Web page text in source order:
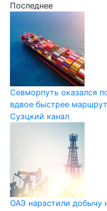
Последнее
Севморпуть оказался
вдвое быстрее
Суэцкий канал
ОАЭ нарастили добычу